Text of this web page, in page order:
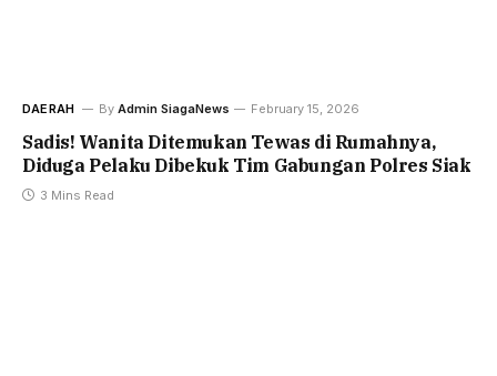
DAERAH By Admin SiagaNews February 15, 2026
Sadis! Wanita Ditemukan Tewas di Rumahnya,
Diduga Pelaku Dibekuk Tim Gabungan Polres Siak
3 Mins Read